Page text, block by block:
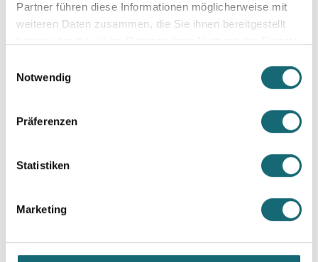
Partner führen diese Informationen möglicherweise mit
weiteren Daten zusammen, die Sie ihnen bereitgestellt
Notwendig
Präferenzen
Statistiken
Marketing
und wie es in anderen Ländern aussieht.
Sterbehilfe Legalisiert haben, ist sie in anderen Ländern
Die Diskussion über die verschiedenen Formen der
Fragen der Autonomie, der Menschenwürde, der